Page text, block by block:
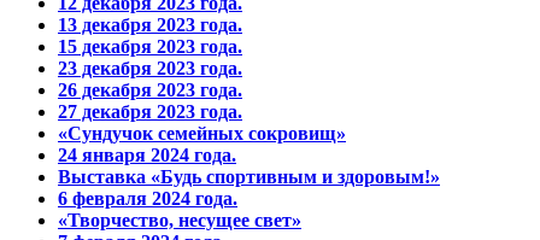
13 декабря 2023 года.
15 декабря 2023 года.
23 декабря 2023 года.
26 декабря 2023 года.
27 декабря 2023 года.
«Сундучок семейных сокровищ»
24 января 2024 года.
Выставка «Будь спортивным и здоровым!»
6 февраля 2024 года.
«Творчество, несущее свет»